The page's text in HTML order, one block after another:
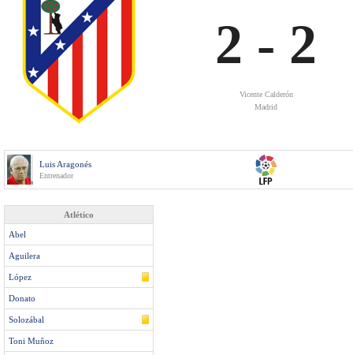
2 - 2
Vicente Calderón
Madrid
Luis Aragonés
Entrenador
Atlético
Abel
Aguilera
López
Donato
Solozábal
Toni Muñoz